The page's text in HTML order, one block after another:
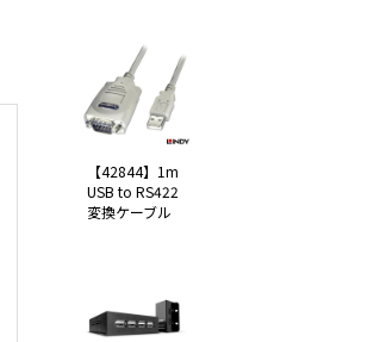
【42844】1m
USB to RS422
変換ケーブル